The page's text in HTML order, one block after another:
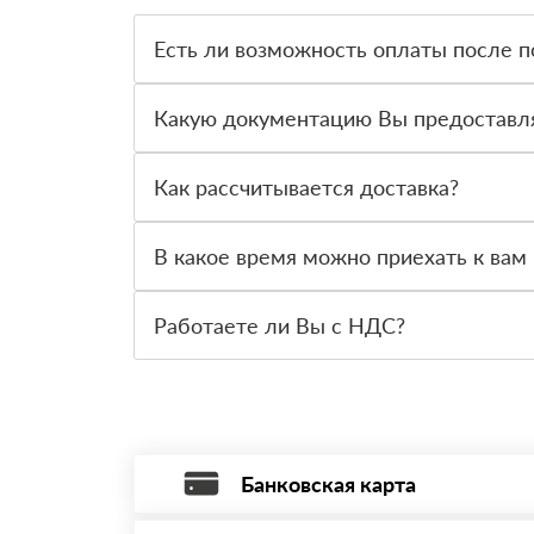
Есть ли возможность оплаты после
вправе от него отказаться.
Какую документацию Вы
Как рассчитывается доставка?
стоимости и сроков доставки, которые
В какое время можно приехать к вам
Работаете ли Вы с НДС?
Банковская карта